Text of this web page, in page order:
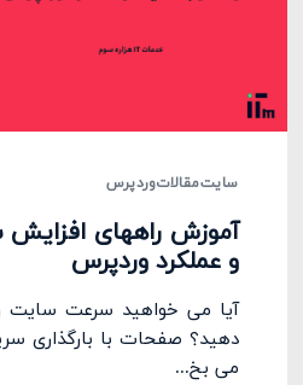
سایتمقالاتوردپرس
آموزش راههای
و عملکرد وردپرس
آیا می خواهید سرعت سایت
دهید؟ صفحات با بارگذاری
می بخ...